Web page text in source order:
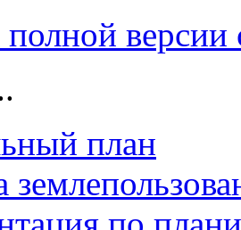
версии
план